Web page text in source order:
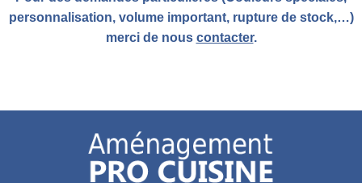
personnalisation, volume important, rupture de stock,…)
merci de nous contacter.